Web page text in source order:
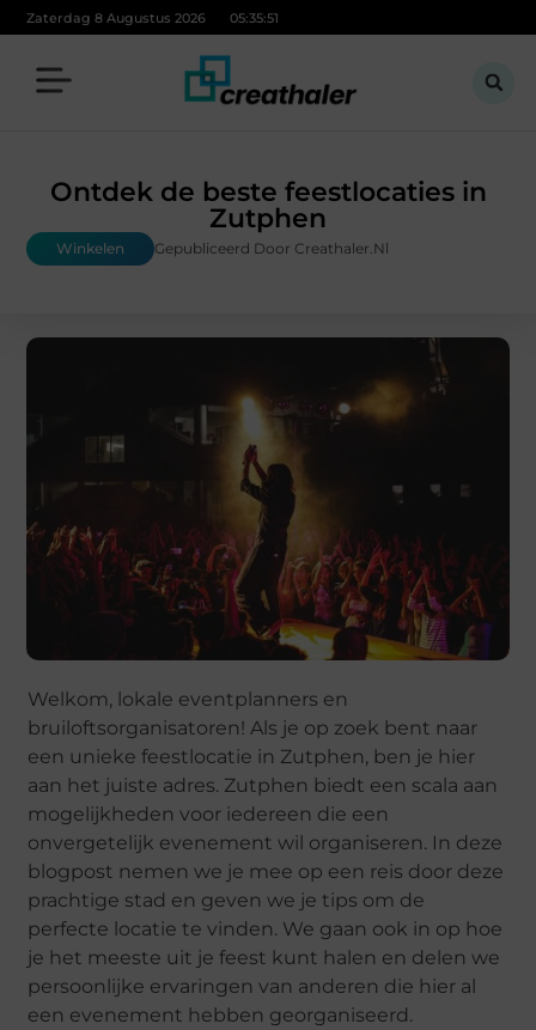
Zaterdag 8 Augustus 2026 05:35:52
Ontdek de beste feestlocaties in
Zutphen
Winkelen Gepubliceerd Door Creathaler.nl
Welkom, lokale eventplanners en
bruiloftsorganisatoren! Als je op zoek bent naar
een unieke feestlocatie in Zutphen, ben je hier
aan het juiste adres. Zutphen biedt een scala aan
mogelijkheden voor iedereen die een
onvergetelijk evenement wil organiseren. In deze
blogpost nemen we je mee op een reis door deze
prachtige stad en geven we je tips om de
perfecte locatie te vinden. We gaan ook in op hoe
je het meeste uit je feest kunt halen en delen we
persoonlijke ervaringen van anderen die hier al
een evenement hebben georganiseerd.